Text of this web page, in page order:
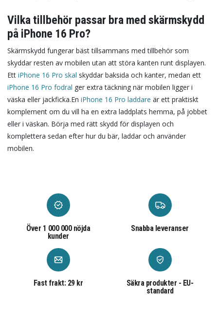
Vilka tillbehör passar bra med skärmskydd
på iPhone 16 Pro?
Skärmskydd fungerar bäst tillsammans med tillbehör som
skyddar resten av mobilen utan att störa kanten runt displayen.
Ett iPhone 16 Pro skal skyddar baksida och kanter, medan ett
iPhone 16 Pro fodral ger extra täckning när mobilen ligger i
väska eller jackficka.En iPhone 16 Pro laddare är ett praktiskt
komplement om du vill ha en extra laddplats hemma, på jobbet
eller i väskan. Börja med rätt skydd för displayen och
komplettera sedan efter hur du bär, laddar och använder
mobilen.
Över 1 000 000 nöjda
kunder
Snabba leveranser
Fast frakt: 29 kr
Säkra produkter - EU-
standard